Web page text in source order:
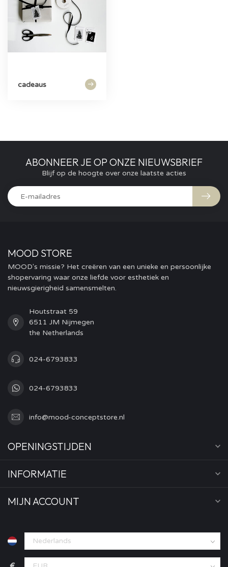
cadeaus
ABONNEER JE OP ONZE NIEUWSBRIEF
Blijf op de hoogte over onze laatste acties
MOOD STORE
MOOD's missie? Het creëren van een unieke en persoonlijke
shopervaring waar onze liefde voor esthetiek en
nieuwsgierigheid samensmelten.
Houtstraat 59
6511 JM Nijmegen
the Netherlands
024-6793833
024-6793833
info@mood-conceptstore.nl
OPENINGSTIJDEN
INFORMATIE
MIJN ACCOUNT